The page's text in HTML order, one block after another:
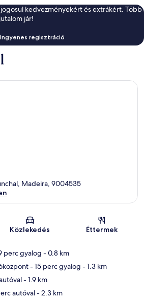
kedvezményekért és extrákért. Több
jár!
Ingyenes regisztráció
Térkép
Madeira, 9004535
Közlekedés Éttermek
perc gyalog - 0.8 km
- 15 perc gyalog - 1.3 km
- 1.9 km
autóval- 2.3 km